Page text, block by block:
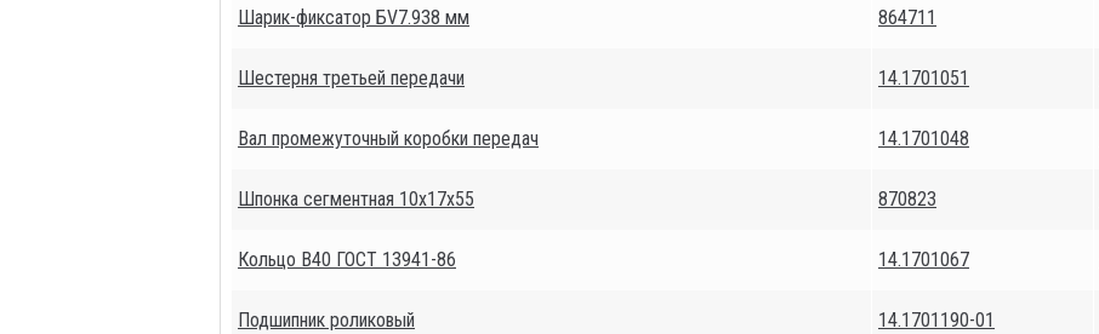
Шарик-фиксатор БV7.938 мм 864711
Шестерня третьей передачи 14.1701051
Вал промежуточный коробки передач 14.1701048
Шпонка сегментная 10х17х55 870823
Кольцо В40 ГОСТ 13941-86 14.1701067
Подшипник роликовый 14.1701190-01